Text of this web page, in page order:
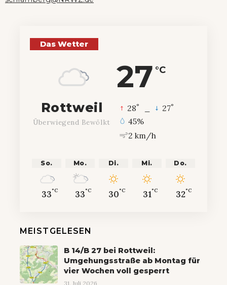
Das Wetter
27 °C
Rottweil
Überwiegend Bewölkt
28° 27°
45%
2 km/h
So.
33°C
Mo.
33°C
Di.
30°C
Mi.
31°C
Do.
32°C
MEISTGELESEN
B 14/B 27 bei Rottweil:
Umgehungsstraße ab Montag für
vier Wochen voll gesperrt
31. Juli 2026